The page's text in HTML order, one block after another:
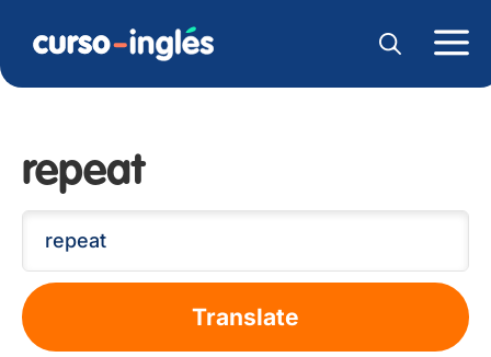
repeat
Translate